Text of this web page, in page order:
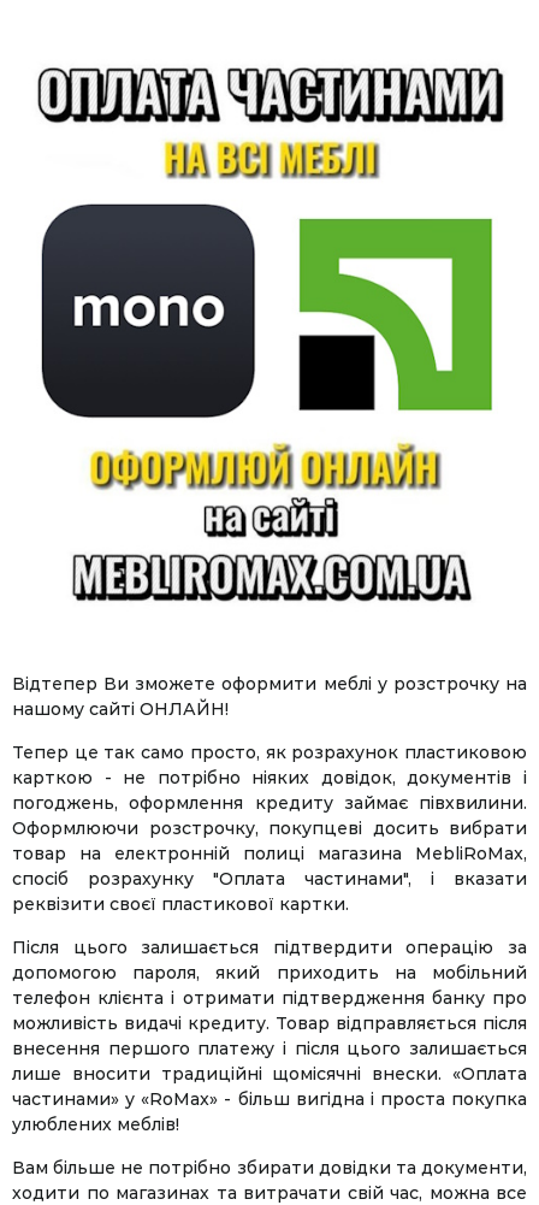
Відтепер Ви зможете оформити меблі у розстрочку на
нашому сайті ОНЛАЙН!
Тепер це так само просто, як розрахунок пластиковою
карткою - не потрібно ніяких довідок, документів і
погоджень, оформлення кредиту займає півхвилини.
Оформлюючи розстрочку, покупцеві досить вибрати
товар на електронній полиці магазина MebliRoMax,
спосіб розрахунку "Оплата частинами", і вказати
реквізити своєї пластикової картки.
Після цього залишається підтвердити операцію за
допомогою пароля, який приходить на мобільний
телефон клієнта і отримати підтвердження банку про
можливість видачі кредиту. Товар відправляється після
внесення першого платежу і після цього залишається
лише вносити традиційні щомісячні внески. «Оплата
частинами» у «RoMax» - більш вигідна і проста покупка
улюблених меблів!
Вам більше не потрібно збирати довідки та документи,
ходити по магазинах та витрачати свій час, можна все